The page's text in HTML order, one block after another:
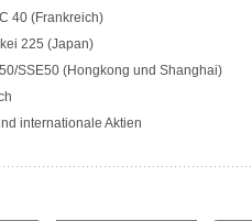
40 (Frankreich)
225 (Japan)
SSE50 (Hongkong und Shanghai)
internationale Aktien